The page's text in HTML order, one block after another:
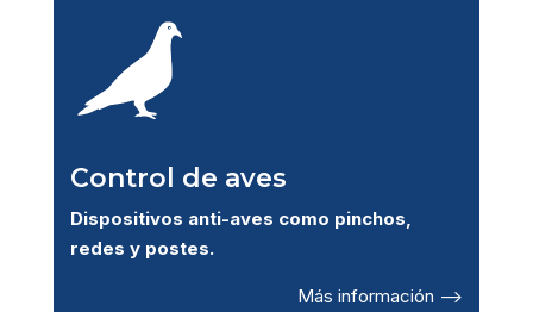
Control de aves
Dispositivos anti-aves como pinchos,
redes y postes.
Más información –>